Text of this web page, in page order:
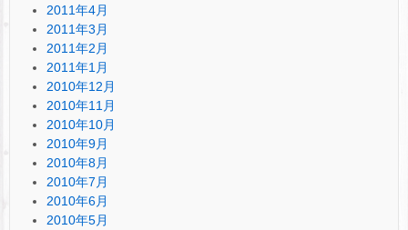
2011年4月
2011年3月
2011年2月
2011年1月
2010年12月
2010年11月
2010年10月
2010年9月
2010年8月
2010年7月
2010年6月
2010年5月